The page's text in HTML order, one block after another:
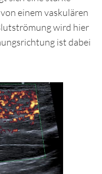
einem vaskulären
wird hier
ist dabei